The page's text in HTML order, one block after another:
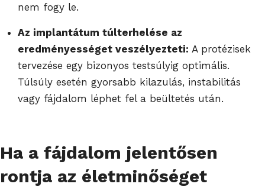
nem fogy le.
Az implantátum túlterhelése az
eredményességet veszélyezteti: A protézisek
tervezése egy bizonyos testsúlyig optimális.
Túlsúly esetén gyorsabb kilazulás, instabilitás
vagy fájdalom léphet fel a beültetés után.
Ha a fájdalom jelentősen
rontja az életminőséget